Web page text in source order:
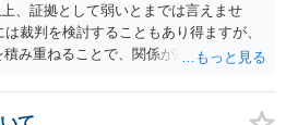
、証拠として弱いとまでは言えませ
裁判を検討することもあり得ますが、
み重ねることで、関係が認定される余
早めに弁護士に相談されることをおす